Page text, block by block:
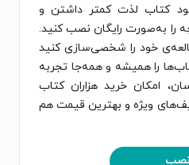
کتاب لذت کمتر داشتن و
را به‌صورت رایگان نصب کنید.
خود را شخصی‌سازی کنید
را همیشه و همه‌جا تجربه
امکان خرید هزاران کتاب
ویژه و بهترین قیمت هم
نصب